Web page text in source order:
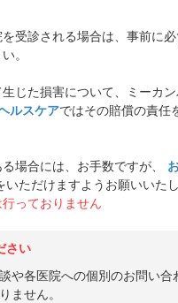
受診される場合は、事前に
。
じた損害について、ミーカ
ルスケアではその賠償の責任
場合には、お手数ですが、
いただけますようお願いいたし
っておりません
さい
や各医院への個別のお問い合
ません。